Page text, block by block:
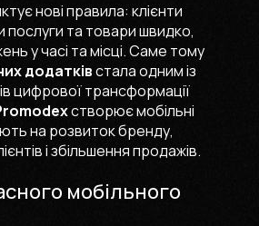
нові правила: клієнти
послуги та товари швидко,
у часі та місці. Саме тому
додатківстала одним із
цифрової трансформації
створює мобільні
на розвиток бренду,
і збільшення продажів.
мобільного